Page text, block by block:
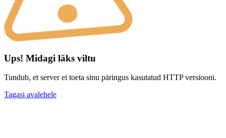
Ups! Midagi läks viltu
Tundub, et server ei toeta sinu päringus kasutatud HTTP versiooni.
Tagasi avalehele